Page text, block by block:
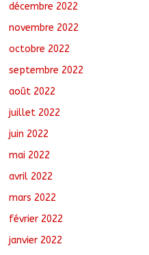
décembre 2022
novembre 2022
octobre 2022
septembre 2022
août 2022
juillet 2022
juin 2022
mai 2022
avril 2022
mars 2022
février 2022
janvier 2022